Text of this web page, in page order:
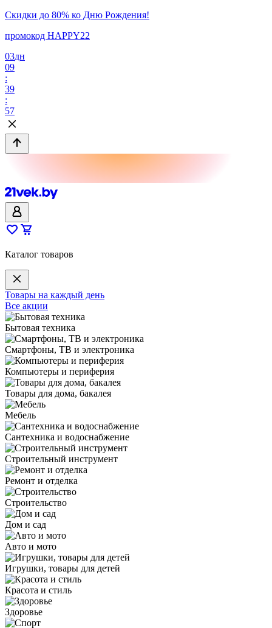
Скидки до 80% ко Дню Рождения!
промокод HAPPY22
03дн
09
:
39
:
57
Каталог товаров
Товары на каждый день
Все акции
Бытовая техника
Смартфоны, ТВ и электроника
Компьютеры и периферия
Товары для дома, бакалея
Мебель
Сантехника и водоснабжение
Строительный инструмент
Ремонт и отделка
Строительство
Дом и сад
Авто и мото
Игрушки, товары для детей
Красота и стиль
Здоровье